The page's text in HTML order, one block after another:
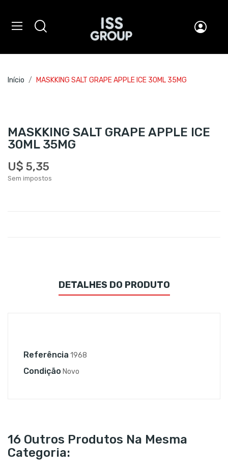
Início MASKKING SALT GRAPE APPLE ICE 30ML 35MG
MASKKING SALT GRAPE APPLE ICE
30ML 35MG
U$ 5,35
Sem impostos
DETALHES DO PRODUTO
Referência 1968
Condição Novo
16 Outros Produtos Na Mesma
Categoria: